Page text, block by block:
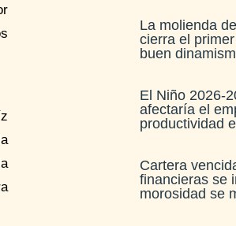
La molienda
cierra el
buen
El Niño 2026-
afectaría el
productividad
Cartera
financieras se
morosidad se